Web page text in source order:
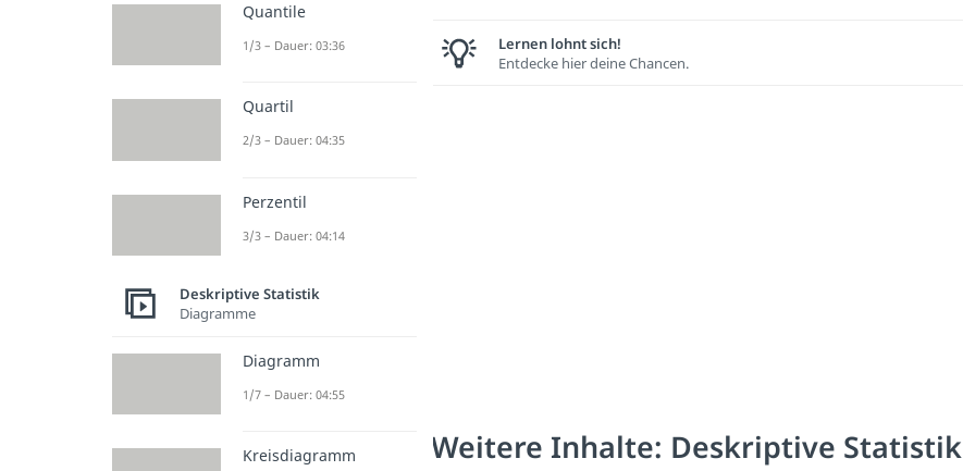
Lernen lohnt sich!
Entdecke hier deine Chancen.
Weitere Inhalte: Deskriptive Statistik
Quantile
1/3 – Dauer: 03:36
Quartil
2/3 – Dauer: 04:35
Perzentil
3/3 – Dauer: 04:14
Deskriptive Statistik
Diagramme
Diagramm
1/7 – Dauer: 04:55
Kreisdiagramm